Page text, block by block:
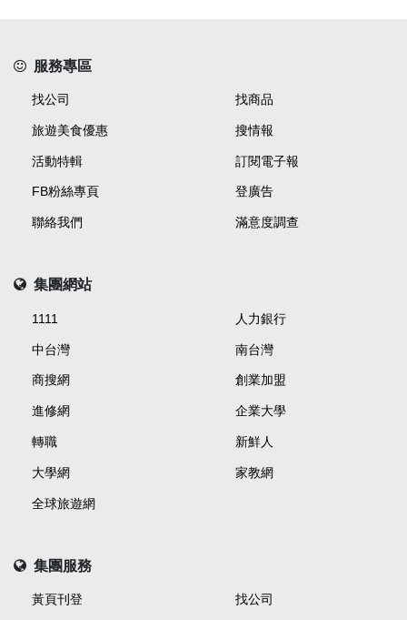
服務專區
找公司 找商品
旅遊美食優惠 搜情報
活動特輯 訂閱電子報
FB粉絲專頁 登廣告
聯絡我們 滿意度調查
集團網站
1111 人力銀行
中台灣 南台灣
商搜網 創業加盟
進修網 企業大學
轉職 新鮮人
大學網 家教網
全球旅遊網
集團服務
黃頁刊登 找公司